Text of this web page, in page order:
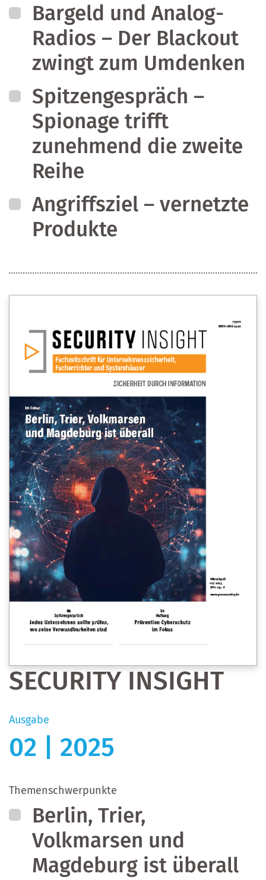
Bargeld und Analog-
Radios – Der Blackout
zwingt zum Umdenken
Spitzengespräch –
Spionage trifft
zunehmend die zweite
Reihe
Angriffsziel – vernetzte
Produkte
SECURITY INSIGHT
Ausgabe
02 | 2025
Themenschwerpunkte
Berlin, Trier,
Volkmarsen und
Magdeburg ist überall